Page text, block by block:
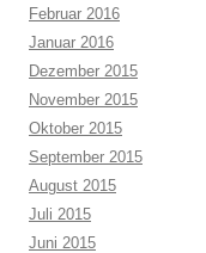
Februar 2016
Januar 2016
Dezember 2015
November 2015
Oktober 2015
September 2015
August 2015
Juli 2015
Juni 2015